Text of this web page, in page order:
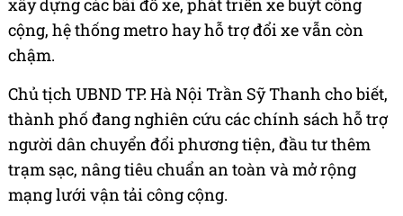
xây dựng các bãi đỗ xe, phát triển xe buýt công
cộng, hệ thống metro hay hỗ trợ đổi xe vẫn còn
chậm.
Chủ tịch UBND TP. Hà Nội Trần Sỹ Thanh cho biết,
thành phố đang nghiên cứu các chính sách hỗ trợ
người dân chuyển đổi phương tiện, đầu tư thêm
trạm sạc, nâng tiêu chuẩn an toàn và mở rộng
mạng lưới vận tải công cộng.